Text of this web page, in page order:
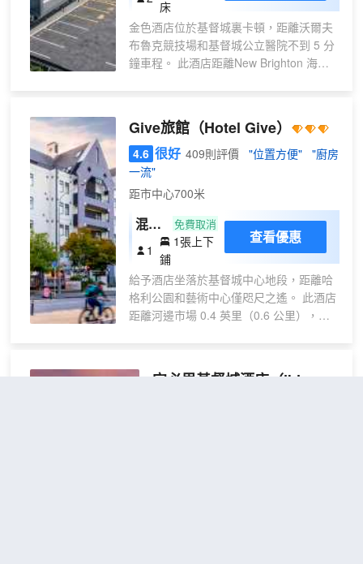
礙房床
金色酒店位於基督城裏卡頓，距離沃爾夫
布魯克競技場和基督城公立醫院不到 5 分
鐘車程。 此酒店距離New Brighton 海灘
WiFi、禮賓服務和美髮沙龍等便利服務和
設施。 您可以去Ngon Ngon Cafe餐廳用
餐，這裏供應午餐、晚餐和早午餐，主打
越南菜。您也可以去咖啡館吃些點心。每
天 08:00 至 13:00 提供收費的當地美食早
服務和行李寄存。酒店提供免費自助停
車。 23 間空調客房提供備有爐灶和微波
爐的簡易廚房；您定能在旅途中找到家的
舒適。帶有數碼頻道的 50 英寸平板電視
可滿足您的娛樂需求；同時提供免費無線
網絡，方便您與朋友保持聯繫。便利設施
Give旅館（Hotel Give）
4.6 很好 409則評價 "位置方便"
"廚房
一流"
距市中心700米
混合
宿舍
房單
張床
位
免費取消
1
1張上下
鋪
查看優惠
給予酒店坐落於基督城中心地段，距離哈
格利公園和藝術中心僅咫尺之遙。 此酒店
距離河邊市場 0.4 英里（0.6 公里），距
度假設施，此外還有免費 WiFi和公共客廳
宜必思基督城酒店（ibis